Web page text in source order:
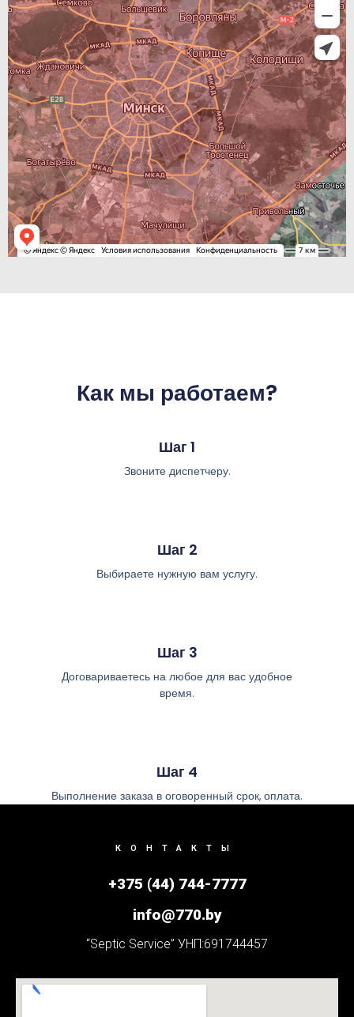
Как мы работаем?
Шаг 1
Звоните диспетчеру.
Шаг 2
Выбираете нужную вам услугу.
Шаг 3
Договариваетесь на любое для вас удобное
время.
Шаг 4
Выполнение заказа в оговоренный срок, оплата.
КОНТАКТЫ
+375 (44) 744-7777
info@770.by
“Septic Service” УНП:691744457